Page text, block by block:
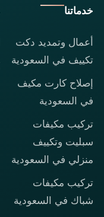
خدماتنا
أعمال وتمديد دكت
تكييف في السعودية
إصلاح كارت مكيف
في السعودية
تركيب مكيفات
سبليت وتكييف
منزلي في السعودية
تركيب مكيفات
شباك في السعودية